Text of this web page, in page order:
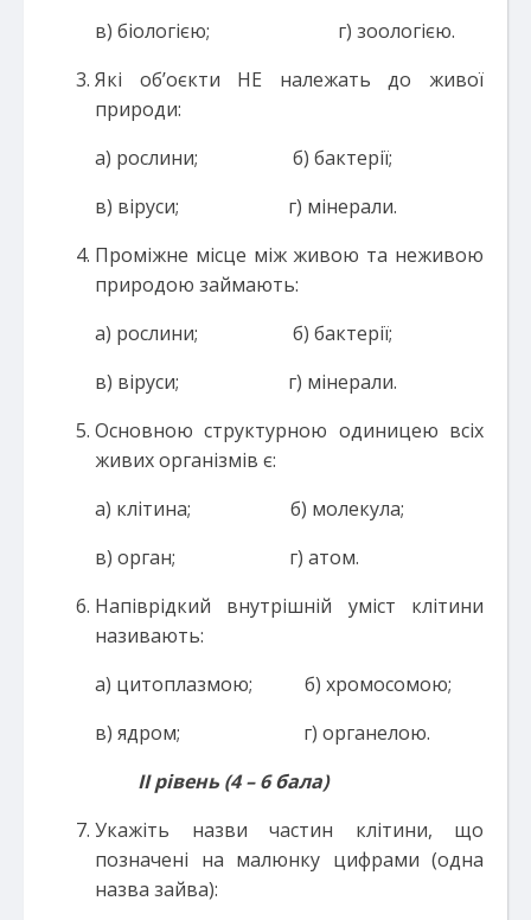
в) біологією; г) зоологією.
Які об’оєкти НЕ належать до живої
природи:
а) рослини; б) бактерії;
в) віруси; г) мінерали.
Проміжне місце між живою та неживою
природою займають:
а) рослини; б) бактерії;
в) віруси; г) мінерали.
Основною структурною одиницею всіх
живих організмів є:
а) клітина; б) молекула;
в) орган; г) атом.
Напіврідкий внутрішній уміст клітини
називають:
а) цитоплазмою; б) хромосомою;
в) ядром; г) органелою.
ІІ рівень (4 – 6 бала)
Укажіть назви частин клітини, що
позначені на малюнку цифрами (одна
назва зайва):